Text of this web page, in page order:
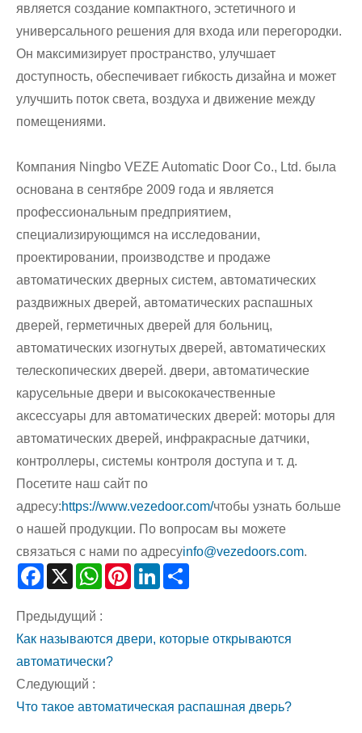
является создание компактного, эстетичного и
универсального решения для входа или перегородки.
Он максимизирует пространство, улучшает
доступность, обеспечивает гибкость дизайна и может
улучшить поток света, воздуха и движение между
помещениями.
Компания Ningbo VEZE Automatic Door Co., Ltd. была
основана в сентябре 2009 года и является
профессиональным предприятием,
специализирующимся на исследовании,
проектировании, производстве и продаже
автоматических дверных систем, автоматических
раздвижных дверей, автоматических распашных
дверей, герметичных дверей для больниц,
автоматических изогнутых дверей, автоматических
телескопических дверей. двери, автоматические
карусельные двери и высококачественные
аксессуары для автоматических дверей: моторы для
автоматических дверей, инфракрасные датчики,
контроллеры, системы контроля доступа и т. д.
Посетите наш сайт по
адресу:https://www.vezedoor.com/чтобы узнать больше
о нашей продукции. По вопросам вы можете
связаться с нами по адресуinfo@vezedoors.com.
Facebook
X WhatsAppPinterestLinkedIn
Предыдущий :
Как называются двери, которые открываются
автоматически?
Следующий :
Что такое автоматическая распашная дверь?